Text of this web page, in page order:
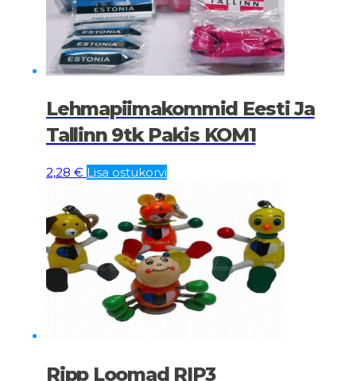
Lehmapiimakommid Eesti Ja
Tallinn 9tk Pakis KOM1
2,28 € Lisa ostukorvi
Ripp Loomad RIP3